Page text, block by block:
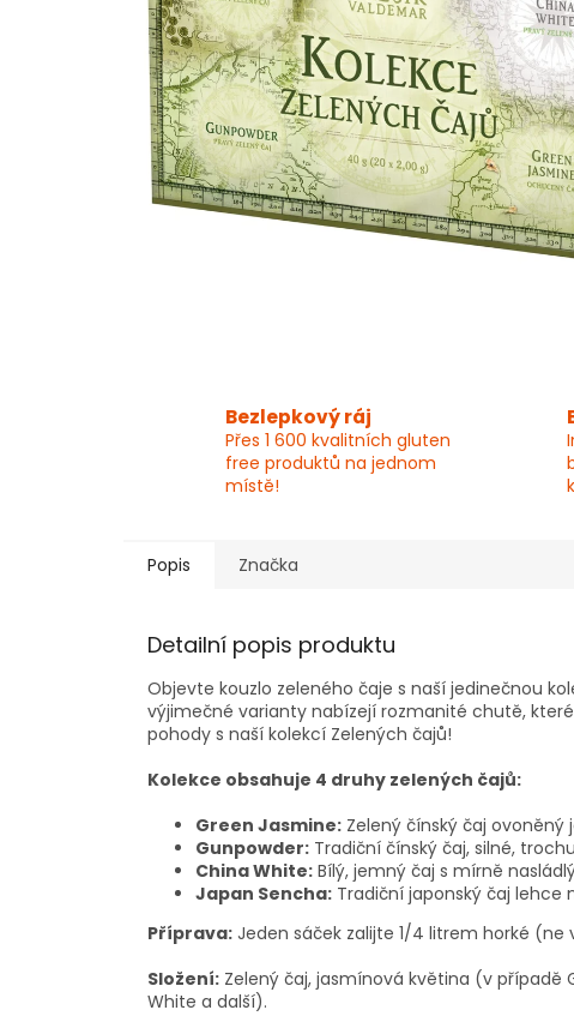
Bezlepkový ráj
Přes 1 600 kvalitních gluten
free produktů na jednom
místě!
Popis Značka
Detailní popis produktu
Objevte kouzlo zeleného čaje s naší jedinečnou
výjimečné varianty nabízejí rozmanité chutě,
pohody s naší kolekcí Zelených čajů!
Kolekce obsahuje 4 druhy zelených čajů:
Green Jasmine: Zelený čínský čaj
Gunpowder: Tradiční čínský čaj, silné,
China White: Bílý, jemný čaj s mírně
Japan Sencha: Tradiční japonský čaj lehce
Příprava: Jeden sáček zalijte 1/4 litrem horké
Složení: Zelený čaj, jasmínová květina (v
White a další).